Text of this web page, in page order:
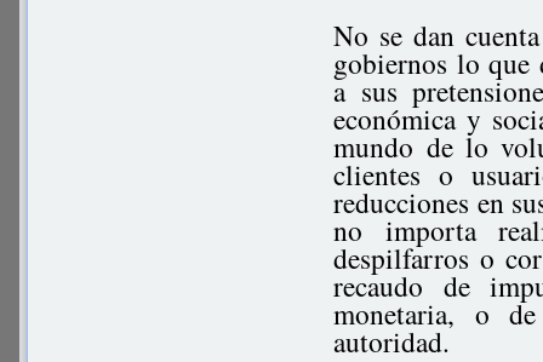
No se dan
gobiernos lo que
a sus
económica y
mundo de lo
clientes o
reducciones en
no importa
despilfarros o
recaudo de
monetaria, o
autoridad.